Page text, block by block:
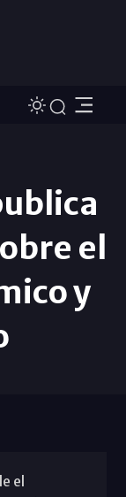
el
y
el